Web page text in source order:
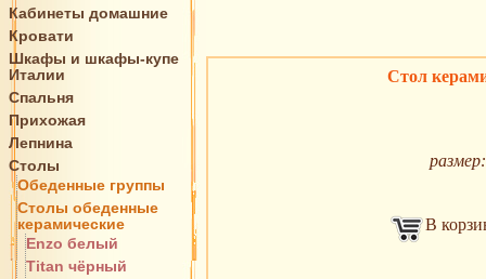
Кабинеты домашние
Кровати
Шкафы и шкафы-купе
Италии
Спальня
Прихожая
Лепнина
Столы
Обеденные группы
Столы обеденные
керамические
Enzo белый
Titan чёрный
Стол
размер:
В